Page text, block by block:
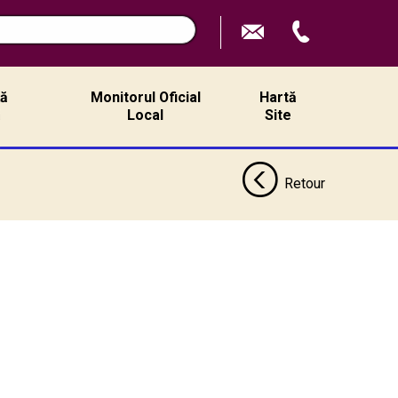
Monitorul Oficial
Local
Hartă
Site
Retour